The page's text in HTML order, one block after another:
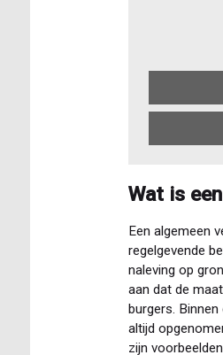
Wat is
Een algemeen
regelgevende
naleving op
aan dat de
burgers.
altijd
zijn